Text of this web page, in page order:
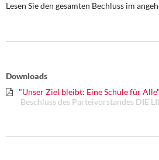
DIE LINKE
Institut Solidarische Moderne
Lesen Sie den gesamten Bechluss im
Downloads
"Unser Ziel bleibt: Eine Schule für Alle"
Beschluss des Parteivorstandes DIE